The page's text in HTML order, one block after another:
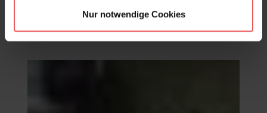
Nur notwendige Cookies